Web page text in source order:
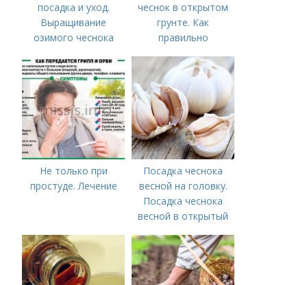
посадка и уход.
Выращивание
озимого чеснока
чеснок в открытом
грунте. Как
правильно
открытом грунте
Не только при
простуде. Лечение
Посадка чеснока
весной на головку.
Посадка чеснока
весной в открытый